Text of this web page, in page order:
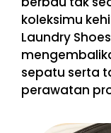
koleksimu
Laundry
sepatu serta
perawatan